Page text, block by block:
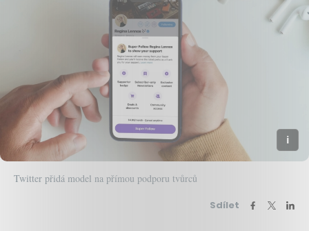
Twitter přidá model na přímou podporu tvůrců
Sdílet